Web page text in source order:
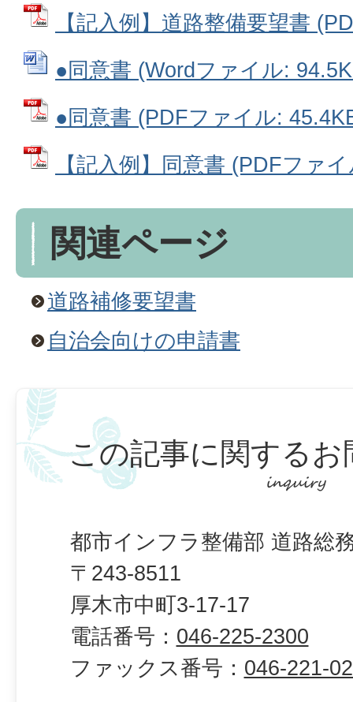
【記入例】道路整備要望書
●同意書 (Wordファイル:
●同意書 (PDFファイル:
【記入例】同意書 (PDFファ
関連ページ
道路補修要望書
自治会向けの申請書
この記事に関するお
都市インフラ整備部 道路総
〒243-8511
厚木市中町3-17-17
電話番号： 046-225-2300
ファックス番号： 046-221-